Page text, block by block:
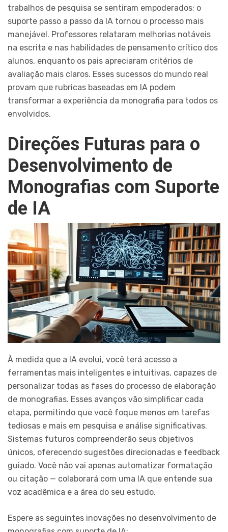
trabalhos de pesquisa se sentiram empoderados; o
suporte passo a passo da IA tornou o processo mais
manejável. Professores relataram melhorias notáveis
na escrita e nas habilidades de pensamento crítico dos
alunos, enquanto os pais apreciaram critérios de
avaliação mais claros. Esses sucessos do mundo real
provam que rubricas baseadas em IA podem
transformar a experiência da monografia para todos os
envolvidos.
Direções Futuras para o
Desenvolvimento de
Monografias com Suporte
de IA
À medida que a IA evolui, você terá acesso a
ferramentas mais inteligentes e intuitivas, capazes de
personalizar todas as fases do processo de elaboração
de monografias. Esses avanços vão simplificar cada
etapa, permitindo que você foque menos em tarefas
tediosas e mais em pesquisa e análise significativas.
Sistemas futuros compreenderão seus objetivos
únicos, oferecendo sugestões direcionadas e feedback
guiado. Você não vai apenas automatizar formatação
ou citação — colaborará com uma IA que entende sua
voz acadêmica e a área do seu estudo.
Espere as seguintes inovações no desenvolvimento de